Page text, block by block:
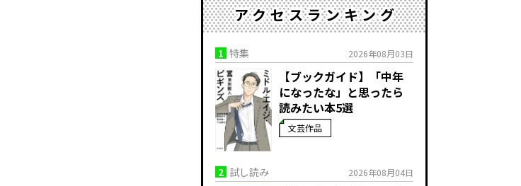
アクセスランキング
1 特集 2026年08月03日
【ブックガイド】「中年
になったな」と思ったら
読みたい本5選
文芸作品
2 試し読み 2026年08月04日